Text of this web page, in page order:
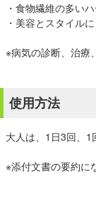
・食物繊維の多い
・美容とスタイルに
※病気の診断、治療
使用方法
大人は、1日3回、
※添付文書の要約に